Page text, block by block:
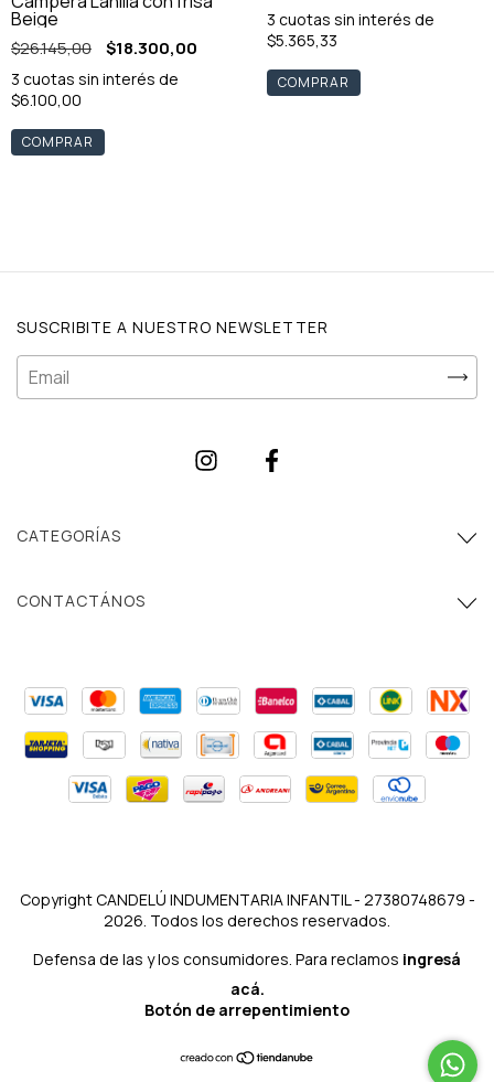
Beige
$26.145,00 $18.300,00
3 cuotas sin interés de
$6.100,00
COMPRAR
3 cuotas sin interés de
$5.365,33
COMPRAR
SUSCRIBITE A NUESTRO NEWSLETTER
CATEGORÍAS
CONTACTÁNOS
Copyright CANDELÚ INDUMENTARIA INFANTIL - 27380748679 -
2026. Todos los derechos reservados.
Defensa de las y los consumidores. Para reclamos ingresá
acá.
Botón de arrepentimiento